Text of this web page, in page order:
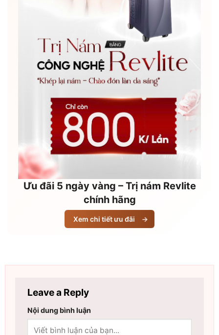
Ưu đãi 5 ngày vàng – Trị nám Revlite
chính hãng
Xem chi tiết ưu đãi →
Leave a Reply
Nội dung bình luận